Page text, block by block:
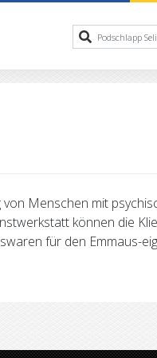
Menschen mit
können die
für den Emmaus-